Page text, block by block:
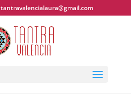
tantravalencialaura@gmail.com